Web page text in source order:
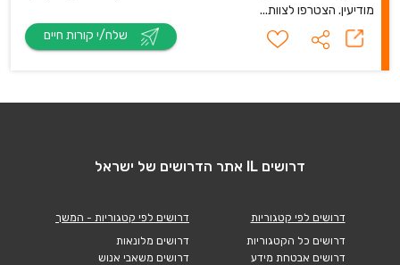
מודיעין. הצטרפו לצוות...
דרושים IL אתר הדרושים של ישראל
דרושים לפי קטגוריות
דרושים כל הקטגוריות
דרושים אבטחת מידע
דרושים לפי קטגוריות - המשך
דרושים מלונאות
דרושים משאבי אנוש